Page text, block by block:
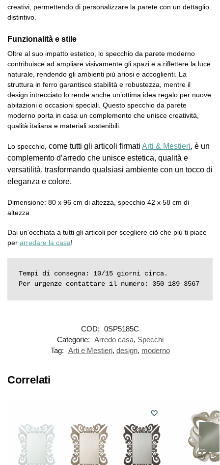
creativi, permettendo di personalizzare la parete con un dettaglio
distintivo.
Funzionalità e stile
Oltre al suo impatto estetico, lo specchio da parete moderno
contribuisce ad ampliare visivamente gli spazi e a riflettere la luce
naturale, rendendo gli ambienti più ariosi e accoglienti. La
struttura in ferro garantisce stabilità e robustezza, mentre il
design intrecciato lo rende anche un’ottima idea regalo per nuove
abitazioni o occasioni speciali. Questo specchio da parete
moderno porta in casa un complemento che unisce creatività,
qualità italiana e materiali sostenibili.
Lo specchio, come tutti gli articoli firmati Arti & Mestieri, è un
complemento d’arredo che unisce estetica, qualità e
versatilità, trasformando qualsiasi ambiente con un tocco di
eleganza e colore.
Dimensione: 80 x 96 cm di altezza, specchio 42 x 58 cm di
altezza
Dai un’occhiata a tutti gli articoli per scegliere ciò che più ti piace
per arredare la casa!
Tempi di consegna: 10/15 giorni circa.
Per urgenze contattare il numero: 350 189 3567
COD: 0SP5185C
Categorie: Arredo casa, Specchi
Tag: Arti e Mestieri, design, moderno
Correlati